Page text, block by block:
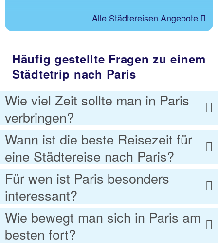
Alle Städtereisen Angebote
Häufig gestellte Fragen zu einem
Städtetrip nach Paris
Wie viel Zeit sollte man in Paris
verbringen?
Wann ist die beste Reisezeit für
eine Städtereise nach Paris?
Für wen ist Paris besonders
interessant?
Wie bewegt man sich in Paris am
besten fort?